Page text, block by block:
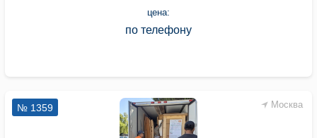
цена:
по телефону
Москва
№ 1359